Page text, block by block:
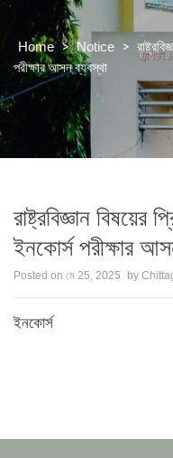
Home > Notice >
পরীক্ষার আসন ব্যবস্থা
রাষ্ট্রবিজ্ঞান বিষয়ের
ইনকোর্স পরীক্ষার
Posted on মে 25, 2025 by
ইনকোর্স